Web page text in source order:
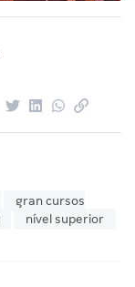
gran cursos
nível superior